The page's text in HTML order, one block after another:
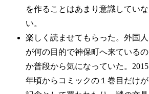
を作ることはあまり意識していな
い。
楽しく読ませてもらった。外国人
が何の目的で神保町へ来ているの
か普段から気になっていた。2015
年頃からコミックの１巻目だけが